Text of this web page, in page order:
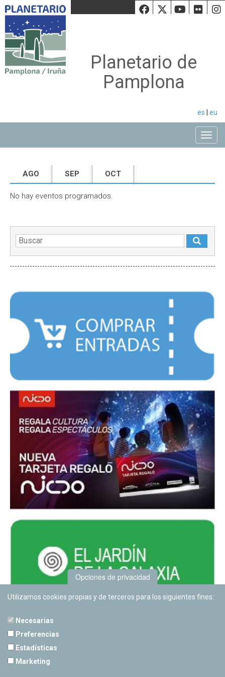
Facebook
Twiiter
Planetario de
Pamplona
es eu
AGO SEP OCT
No hay eventos programados.
Opciones de privacidad
Utilizamos cookies propias y de terceros para los siguientes fines:
Necesarias
Preferencias
Estadísticas
Marketing